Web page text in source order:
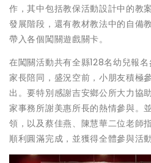
作，其中包括教保活動設計中的教
發展階段，還有教材教法中的自備
帶入各個闖關遊戲關卡。
在闖關活動共有全縣128名幼兒報
家長陪同，盛況空前，小朋友積極
出。要特別感謝吉安鄉公所大力協
家事務所謝美惠所長的熱情參與。
領，以及蔡佳燕、陳慧華二位老師
順利圓滿完成，並獲得全體參與活